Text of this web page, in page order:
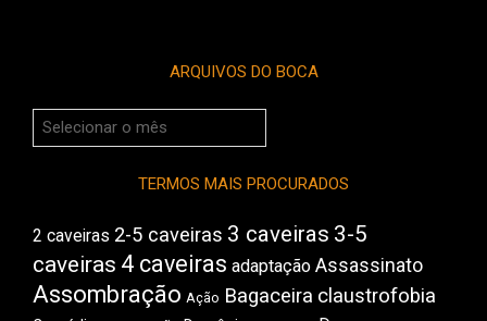
ARQUIVOS DO BOCA
Arquivos
do
TERMOS MAIS PROCURADOS
2 caveiras 2-5 caveiras 3 caveiras 3-5
caveiras 4 caveiras adaptação Assassinato
Assombração Ação Bagaceira claustrofobia